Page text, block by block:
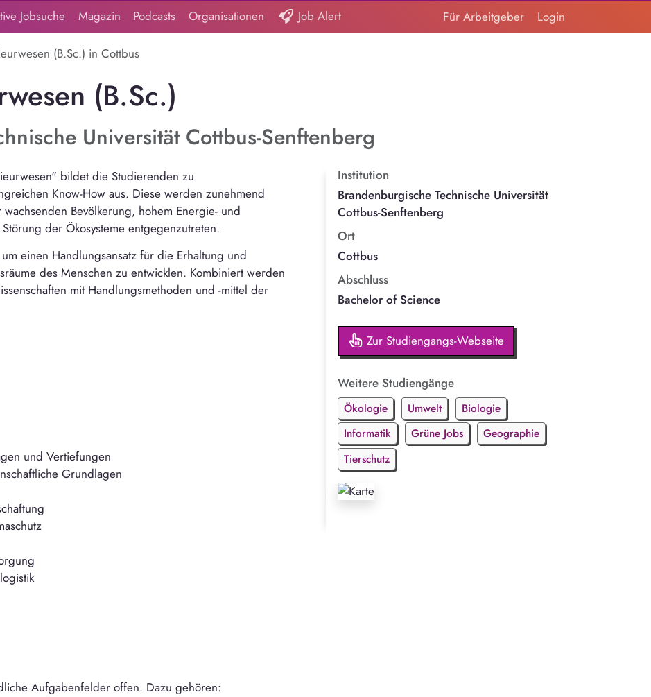
Jobsuche Magazin Podcasts Organisationen Job Alert Für Arbeitgeber Login
(B.Sc.) in Cottbus
(B.Sc.)
Universität Cottbus-Senftenberg
Institution
Brandenburgische Technische Universität
Cottbus-Senftenberg
Ort
Cottbus
Abschluss
Bachelor of Science
Zur Studiengangs-Webseite
Weitere Studiengänge
Ökologie Umwelt
Biologie
Informatik
Grüne Jobs
Geographie
Tierschutz
bildet die Studierenden zu
Know-How aus. Diese werden zunehmend
Bevölkerung, hohem Energie- und
der Ökosysteme entgegenzutreten.
einen Handlungsansatz für die Erhaltung und
des Menschen zu entwicklen. Kombiniert werden
mit Handlungsmethoden und -mittel der
und Vertiefungen
Grundlagen
Aufgabenfelder offen. Dazu gehören: